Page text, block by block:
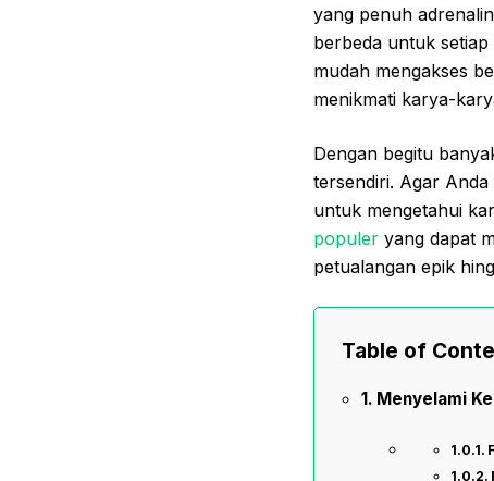
yang penuh
berbeda untuk
mudah mengakses
menikmati karya-
Dengan begitu
tersendiri. Agar
untuk mengetahui
populer yang dapat
petualangan epik
Table of
Menyelami